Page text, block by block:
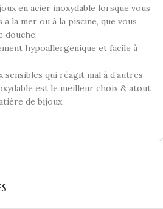
en acier inoxydable lorsque vous
la mer ou à la piscine, que vous
douche.
hypoallergénique et facile à
sensibles qui réagit mal à d’autres
est le meilleur choix & atout
de bijoux.